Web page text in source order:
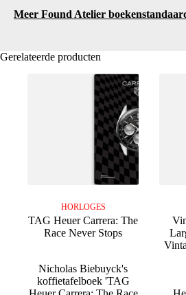
Meer Found Atelier
Gerelateerde producten
HORLOGES
TAG Heuer Carrera: The
Race Never Stops
Nicholas Biebuyck's
koffietafelboek 'TAG